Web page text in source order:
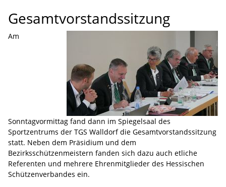
Gesamtvorstandssitzung
Am
Sonntagvormittag fand dann im Spiegelsaal des
Sportzentrums der TGS Walldorf die Gesamtvorstandssitzung
statt. Neben dem Präsidium und dem
Bezirksschützenmeistern fanden sich dazu auch etliche
Referenten und mehrere Ehrenmitglieder des Hessischen
Schützenverbandes ein.